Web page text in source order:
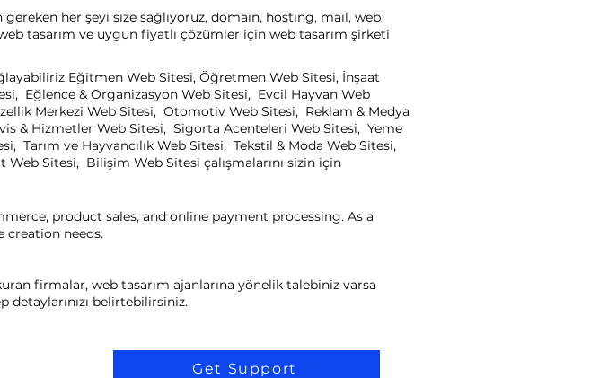
her şeyi size sağlıyoruz, domain, hosting, mail, web
tasarım ve uygun fiyatlı çözümler için web tasarım şirketi
Eğitmen Web Sitesi, Öğretmen Web Sitesi, İnşaat
Eğlence & Organizasyon Web Sitesi, Evcil Hayvan Web
Merkezi Web Sitesi, Otomotiv Web Sitesi, Reklam & Medya
& Hizmetler Web Sitesi, Sigorta Acenteleri Web Sitesi, Yeme
Tarım ve Hayvancılık Web Sitesi, Tekstil & Moda Web Sitesi,
Sitesi, Bilişim Web Sitesi çalışmalarını sizin için
product sales, and online payment processing. As a
creation needs.
firmalar, web tasarım ajanlarına yönelik talebiniz varsa
belirtebilirsiniz.
Get Support